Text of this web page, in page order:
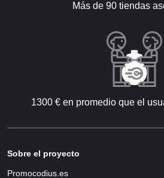
Más de 90 tiendas
1300 € en promedio que el
Sobre el proyecto
Promocodius.es